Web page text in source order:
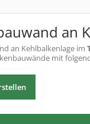
an
an Kehlbalkenlage im
mit